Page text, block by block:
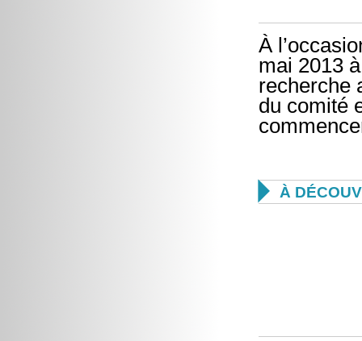
À
mai 2013
recherche
du comité
 À